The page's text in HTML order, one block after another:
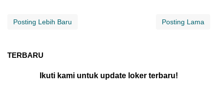
Posting Lebih Baru Posting Lama
TERBARU
Ikuti kami untuk update loker terbaru!